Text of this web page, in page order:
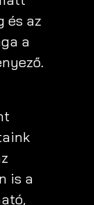
és az
a
is a